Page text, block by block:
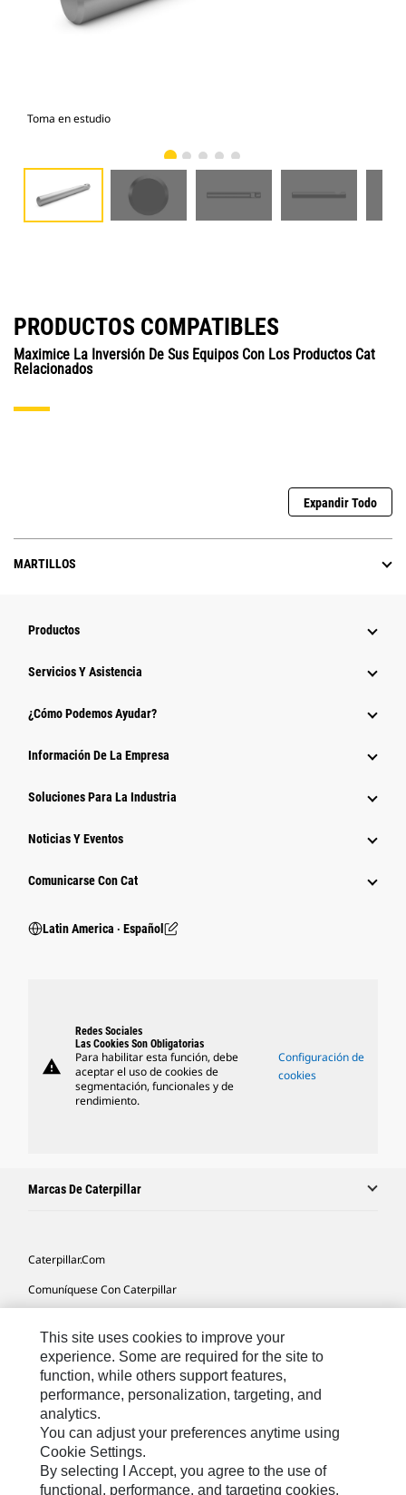
Toma en estudio
PRODUCTOS COMPATIBLES
Maximice La Inversión De Sus Equipos Con Los Productos Cat
Relacionados
Expandir Todo
MARTILLOS
Productos
Servicios Y Asistencia
¿Cómo Podemos Ayudar?
Información De La Empresa
Soluciones Para La Industria
Noticias Y Eventos
Comunicarse Con Cat
Latin America ‧ Español
warning
Redes Sociales
Las Cookies Son Obligatorias
Para habilitar esta función, debe
aceptar el uso de cookies de
segmentación, funcionales y de
rendimiento.
Configuración de
cookies
Marcas De Caterpillar
Caterpillar.com
Comuníquese Con Caterpillar
Mapa Del Sitio
Cookie Settings
Avisos Legales
Privacidad
This site uses cookies to improve your
experience. Some are required for the site to
function, while others support features,
performance, personalization, targeting, and
analytics.
You can adjust your preferences anytime using
Cookie Settings.
By selecting I Accept, you agree to the use of
functional, performance, and targeting cookies.